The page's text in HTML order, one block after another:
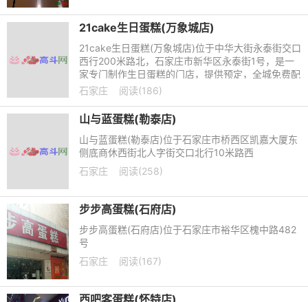
21cake生日蛋糕(万象城店)
21cake生日蛋糕(万象城店)位于中华大街永泰街交口
西行200米路北，石家庄市新华区永泰街1号，是一
家专门制作生日蛋糕的门店，提供预定，全城免费配
送。
石家庄 阅读(186)
山与蓝蛋糕(勒泰店)
山与蓝蛋糕(勒泰店)位于石家庄市桥西区凯嘉大厦东
侧底商休西街北人字街交口北行10米路西
石家庄
阅读(258)
步步高蛋糕(石府店)
步步高蛋糕(石府店)位于石家庄市裕华区槐中路482
号
石家庄
阅读(167)
西吧客蛋糕(怀特店)